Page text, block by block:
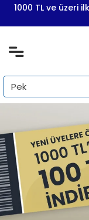
1000 TL ve üzeri